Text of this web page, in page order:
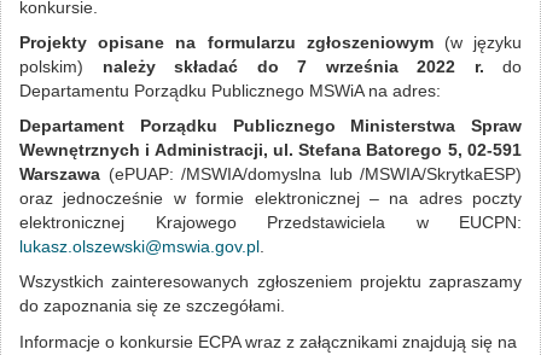
konkursie.
Projekty opisane na formularzu zgłoszeniowym(w języku
polskim) należy składać do 7 września 2022 r. do
Departamentu Porządku Publicznego MSWiA na adres:
Departament Porządku Publicznego Ministerstwa Spraw
Wewnętrznych i Administracji, ul. Stefana Batorego 5, 02-591
Warszawa (ePUAP: /MSWIA/domyslna lub /MSWIA/SkrytkaESP)
oraz jednocześnie w formie elektronicznej – na adres poczty
elektronicznej Krajowego Przedstawiciela w EUCPN:
lukasz.olszewski@mswia.gov.pl.
Wszystkich zainteresowanych zgłoszeniem projektu zapraszamy
do zapoznania się ze szczegółami.
Informacje o konkursie ECPA wraz z załącznikami znajdują się na